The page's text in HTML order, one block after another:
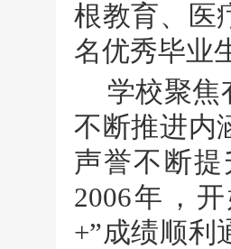
根教育、医
名优秀毕业
学校聚焦
不断推进内
声誉不断提
2006年，
+”成绩顺利